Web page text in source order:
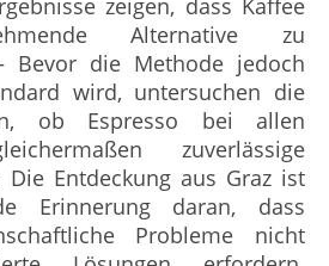
zeigen, dass Kaffee
Alternative zu
Bevor die Methode jedoch
wird, untersuchen die
ob Espresso bei allen
zuverlässige
Die Entdeckung aus Graz ist
Erinnerung daran, dass
Probleme nicht